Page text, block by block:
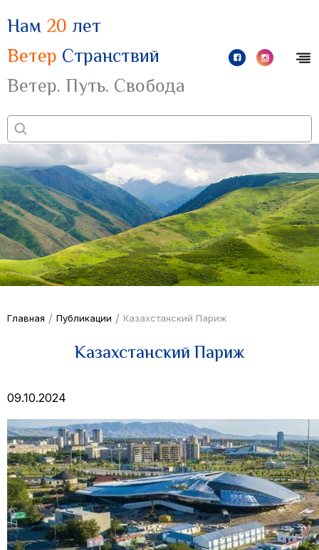
Нам 20 лет
Ветер Странствий
Ветер. Путь. Свобода
Главная / Публикации / Казахстанский Париж
Казахстанский Париж
09.10.2024